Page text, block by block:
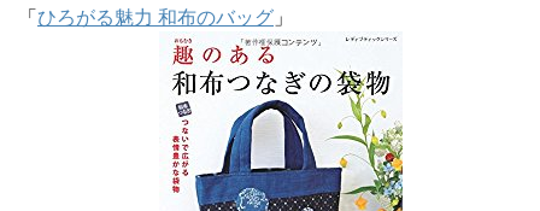
「 ひろがる魅力 和布のバッグ 」